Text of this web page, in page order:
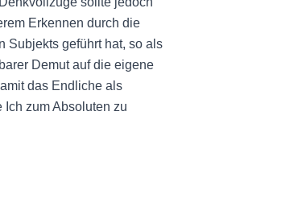
Erkennen durch die
Subjekts geführt hat, so als
Demut auf die eigene
das Endliche als
zum Absoluten zu